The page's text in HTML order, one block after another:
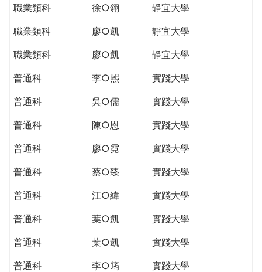
職業類科
徐○翎
靜宜大學
職業類科
廖○凱
靜宜大學
職業類科
廖○凱
靜宜大學
普通科
李○熙
實踐大學
普通科
吳○儒
實踐大學
普通科
陳○恩
實踐大學
普通科
廖○霓
實踐大學
普通科
蔡○臻
實踐大學
普通科
江○緯
實踐大學
普通科
葉○凱
實踐大學
普通科
葉○凱
實踐大學
普通科
李○筠
實踐大學